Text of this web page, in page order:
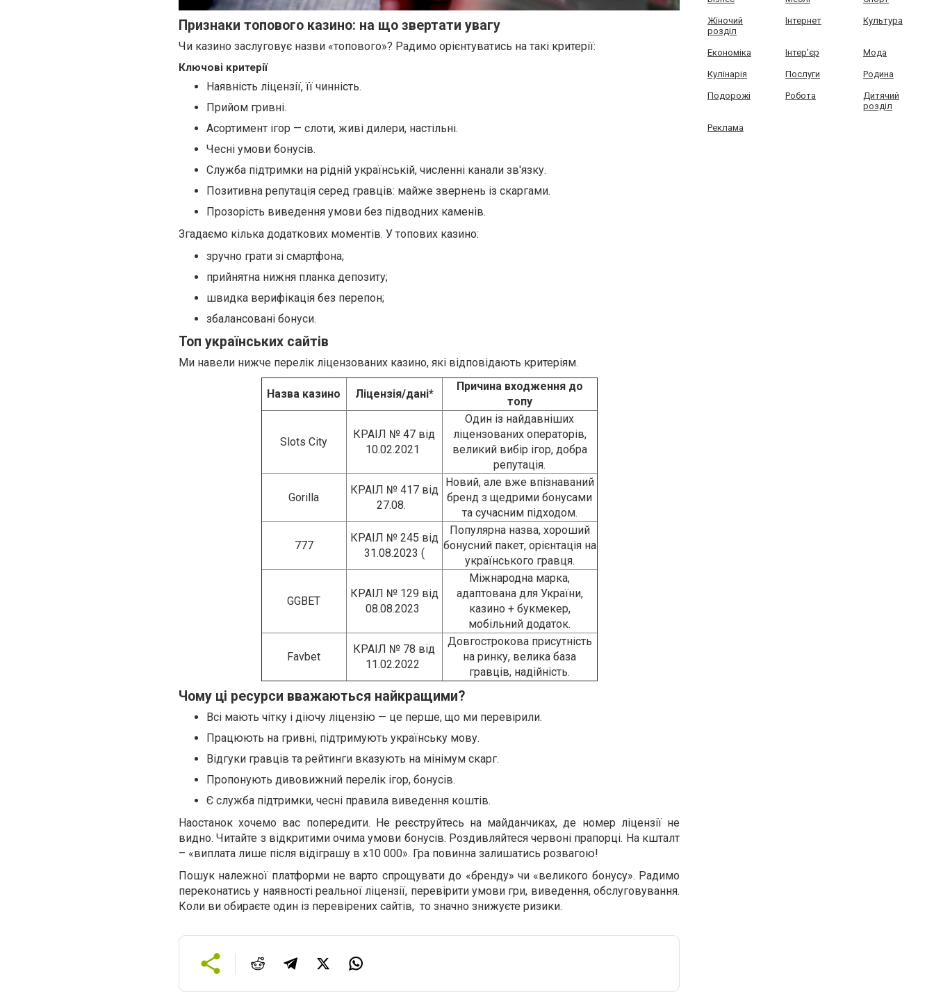
Признаки топового казино: на що звертати увагу
Чи казино заслуговує назви «топового»? Радимо орієнтуватись на такі критерії:
Ключові критерії
Наявність ліцензії, її чинність.
Прийом гривні.
Асортимент ігор — слоти, живі дилери, настільні.
Чесні умови бонусів.
Служба підтримки на рідній українській, численні канали зв'язку.
Позитивна репутація серед гравців: майже звернень із скаргами.
Прозорість виведення умови без підводних каменів.
Згадаємо кілька додаткових моментів. У топових казино:
зручно грати зі смартфона;
прийнятна нижня планка депозиту;
швидка верифікація без перепон;
збалансовані бонуси.
Топ українських сайтів
Ми навели нижче перелік ліцензованих казино, які відповідають критеріям.
Назва казино Ліцензія/дані*
Причина входження до
топу
Slots City
КРАІЛ № 47 від
10.02.2021
Один із найдавніших
ліцензованих операторів,
великий вибір ігор, добра
репутація.
Gorilla
КРАІЛ № 417 від
27.08.
Новий, але вже впізнаваний
бренд з щедрими бонусами
та сучасним підходом.
777
КРАІЛ № 245 від
31.08.2023 (
Популярна назва, хороший
бонусний пакет, орієнтація на
українського гравця.
GGBET
КРАІЛ № 129 від
08.08.2023
Міжнародна марка,
адаптована для України,
казино + букмекер,
мобільний додаток.
Favbet
КРАІЛ № 78 від
11.02.2022
Довгострокова присутність
на ринку, велика база
гравців, надійність.
Чому ці ресурси вважаються найкращими?
Всі мають чітку і діючу ліцензію — це перше, що ми перевірили.
Працюють на гривні, підтримують українську мову.
Відгуки гравців та рейтинги вказують на мінімум скарг.
Пропонують дивовижний перелік ігор, бонусів.
Є служба підтримки, чесні правила виведення коштів.
Наостанок хочемо вас попередити. Не реєструйтесь на майданчиках, де номер ліцензії не
видно. Читайте з відкритими очима умови бонусів. Роздивляйтеся червоні прапорці. На кшталт
– «виплата лише після відіграшу в х10 000». Гра повинна залишатись розвагою!
Пошук належної платформи не варто спрощувати до «бренду» чи «великого бонусу». Радимо
переконатись у наявності реальної ліцензії, перевірити умови гри, виведення, обслуговування.
Коли ви обираєте один із перевірених сайтів, то значно знижуєте ризики.
Жіночий
розділ
Інтернет Культура
Економіка Інтер'єр Мода
Кулінарія Послуги Родина
Подорожі Робота
Дитячий
розділ
Реклама